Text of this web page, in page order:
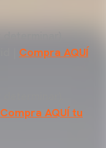
Compra AQUÍ
Compra AQUÍ tu